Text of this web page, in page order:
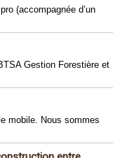
(accompagnée d’un
Gestion Forestière et
mobile. Nous sommes